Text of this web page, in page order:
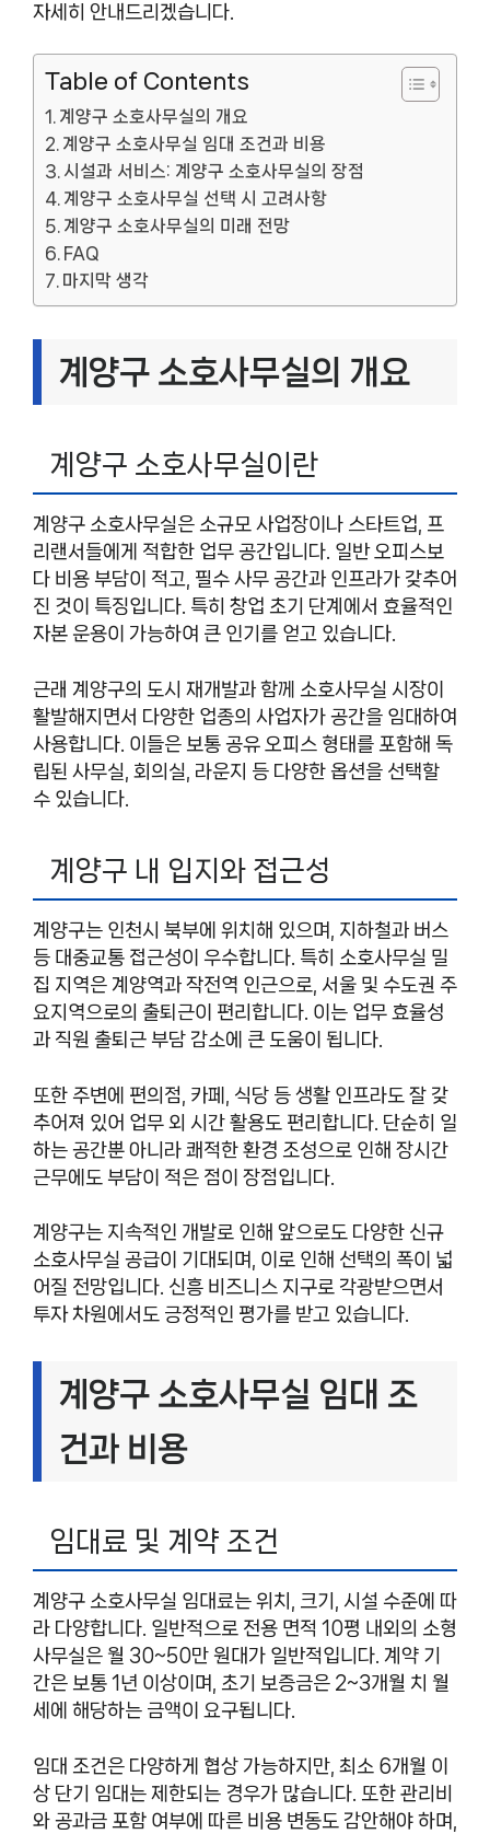
자세히 안내드리겠습니다.
Table of Contents
계양구 소호사무실의 개요
계양구 소호사무실 임대 조건과 비용
시설과 서비스: 계양구 소호사무실의 장점
계양구 소호사무실 선택 시 고려사항
계양구 소호사무실의 미래 전망
FAQ
마지막 생각
계양구 소호사무실의 개요
계양구 소호사무실이란
계양구 소호사무실은 소규모 사업장이나 스타트업, 프
리랜서들에게 적합한 업무 공간입니다. 일반 오피스보
다 비용 부담이 적고, 필수 사무 공간과 인프라가 갖추어
진 것이 특징입니다. 특히 창업 초기 단계에서 효율적인
자본 운용이 가능하여 큰 인기를 얻고 있습니다.
근래 계양구의 도시 재개발과 함께 소호사무실 시장이
활발해지면서 다양한 업종의 사업자가 공간을 임대하여
사용합니다. 이들은 보통 공유 오피스 형태를 포함해 독
립된 사무실, 회의실, 라운지 등 다양한 옵션을 선택할
수 있습니다.
계양구 내 입지와 접근성
계양구는 인천시 북부에 위치해 있으며, 지하철과 버스
등 대중교통 접근성이 우수합니다. 특히 소호사무실 밀
집 지역은 계양역과 작전역 인근으로, 서울 및 수도권 주
요지역으로의 출퇴근이 편리합니다. 이는 업무 효율성
과 직원 출퇴근 부담 감소에 큰 도움이 됩니다.
또한 주변에 편의점, 카페, 식당 등 생활 인프라도 잘 갖
추어져 있어 업무 외 시간 활용도 편리합니다. 단순히 일
하는 공간뿐 아니라 쾌적한 환경 조성으로 인해 장시간
근무에도 부담이 적은 점이 장점입니다.
계양구는 지속적인 개발로 인해 앞으로도 다양한 신규
소호사무실 공급이 기대되며, 이로 인해 선택의 폭이 넓
어질 전망입니다. 신흥 비즈니스 지구로 각광받으면서
투자 차원에서도 긍정적인 평가를 받고 있습니다.
계양구 소호사무실 임대 조
건과 비용
임대료 및 계약 조건
계양구 소호사무실 임대료는 위치, 크기, 시설 수준에 따
라 다양합니다. 일반적으로 전용 면적 10평 내외의 소형
사무실은 월 30~50만 원대가 일반적입니다. 계약 기
간은 보통 1년 이상이며, 초기 보증금은 2~3개월 치 월
세에 해당하는 금액이 요구됩니다.
임대 조건은 다양하게 협상 가능하지만, 최소 6개월 이
상 단기 임대는 제한되는 경우가 많습니다. 또한 관리비
와 공과금 포함 여부에 따른 비용 변동도 감안해야 하며,